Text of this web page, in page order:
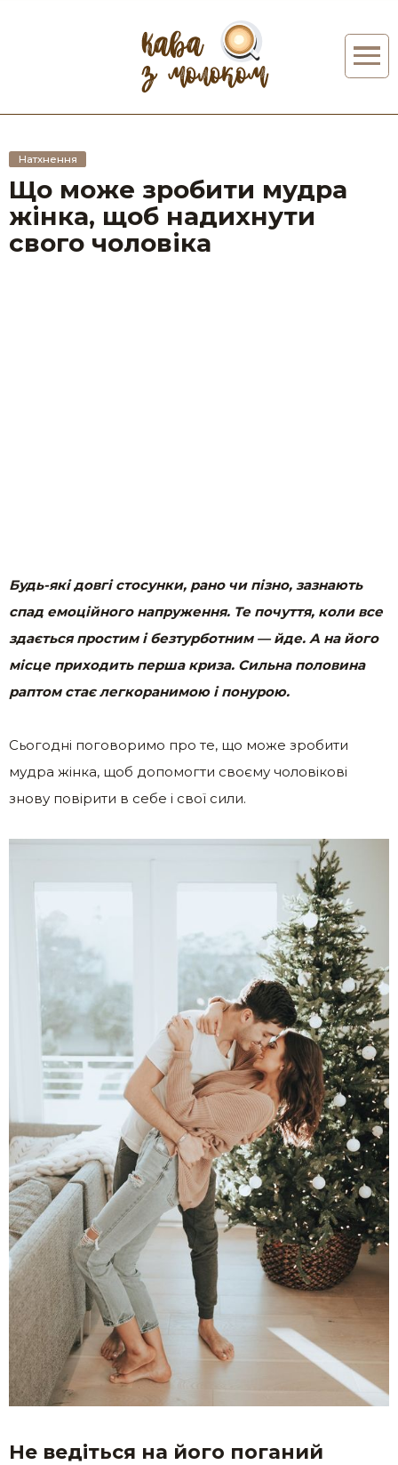
Натхнення
Що може зробити мудра
жінка, щоб надихнути
свого чоловіка
Будь-які довгі стосунки, рано чи пізно, зазнають
спад емоційного напруження. Те почуття, коли все
здається простим і безтурботним — йде. А на його
місце приходить перша криза. Сильна половина
раптом стає легкоранимою і понурою.
Сьогодні поговоримо про те, що може зробити
мудра жінка, щоб допомогти своєму чоловікові
знову повірити в себе і свої сили.
Не ведіться на його поганий